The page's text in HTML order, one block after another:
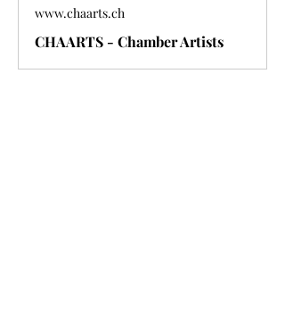
www.chaarts.ch
CHAARTS - Chamber Artists